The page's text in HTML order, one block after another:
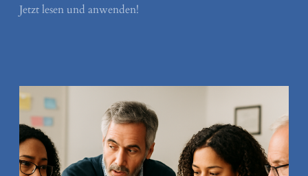
Jetzt lesen und anwenden!